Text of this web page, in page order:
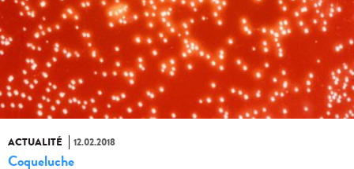
ACTUALITÉ 12.02.2018
Coqueluche